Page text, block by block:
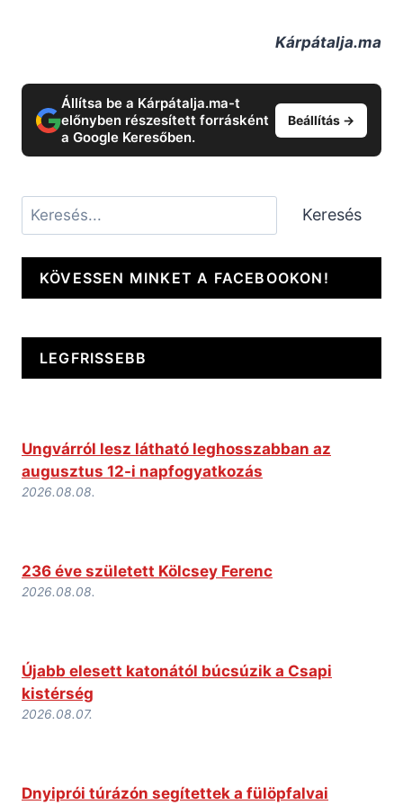
Kárpátalja.ma
Állítsa be a Kárpátalja.ma-t
előnyben részesített forrásként
a Google Keresőben.
Beállítás →
Keresés Keresés
KÖVESSEN MINKET A FACEBOOKON!
LEGFRISSEBB
Ungvárról lesz látható leghosszabban az
augusztus 12-i napfogyatkozás
2026.08.08.
236 éve született Kölcsey Ferenc
2026.08.08.
Újabb elesett katonától búcsúzik a Csapi
kistérség
2026.08.07.
Dnyiprói túrázón segítettek a fülöpfalvai